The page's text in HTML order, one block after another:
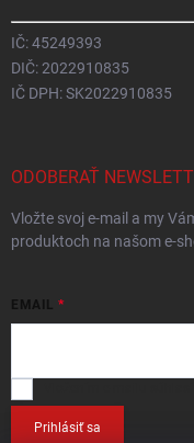
IČ: 45249393
DIČ: 2022910835
IČ DPH: SK2022910835
ODOBERAŤ
Vložte svoj e-mail a my
produktoch na našom e-
EMAIL
Prihlásiť sa